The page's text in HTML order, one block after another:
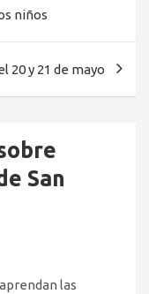
niños
20 y 21 de mayo
San
las